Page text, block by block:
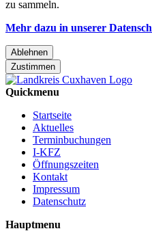
zu sammeln.
Mehr dazu in unserer
Ablehnen
Zustimmen
Quickmenu
Startseite
Aktuelles
Terminbuchungen
I-KFZ
Öffnungszeiten
Kontakt
Impressum
Datenschutz
Hauptmenu